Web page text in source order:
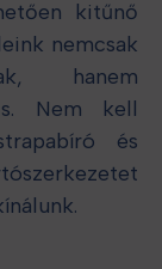
kitűnő
nemcsak
hanem
Nem kell
és